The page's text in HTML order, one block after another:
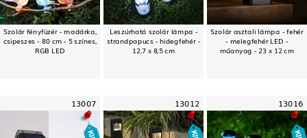
Szolár fényfüzér - madárka,
csipeszes - 80 cm - 5 színes,
RGB LED
Leszúrható szolár lámpa -
strandpapucs - hidegfehér -
12,7 x 8,5 cm
Szolár asztali lámpa - fehér
- melegfehér LED -
műanyag - 23 x 12 cm
13007 13012 13016